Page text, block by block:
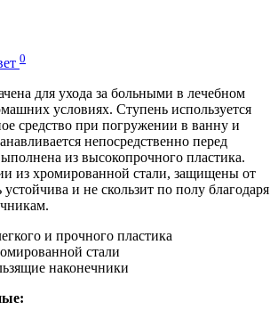
0
для ухода за больными в лечебном
условиях. Ступень используется
средство при погружении в ванну и
непосредственно перед
из высокопрочного пластика.
из хромированной стали, защищены от
и не скользит по полу благодаря
и прочного пластика
стали
наконечники